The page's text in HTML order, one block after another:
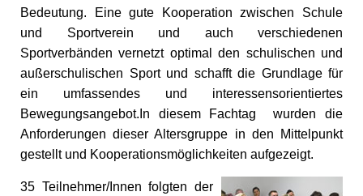
Bedeutung. Eine gute Kooperation zwischen Schule
und Sportverein und auch verschiedenen
Sportverbänden vernetzt optimal den schulischen und
außerschulischen Sport und schafft die Grundlage für
ein umfassendes und interessensorientiertes
Bewegungsangebot.In diesem Fachtag wurden die
Anforderungen dieser Altersgruppe in den Mittelpunkt
gestellt und Kooperationsmöglichkeiten aufgezeigt.
35 Teilnehmer/Innen folgten der